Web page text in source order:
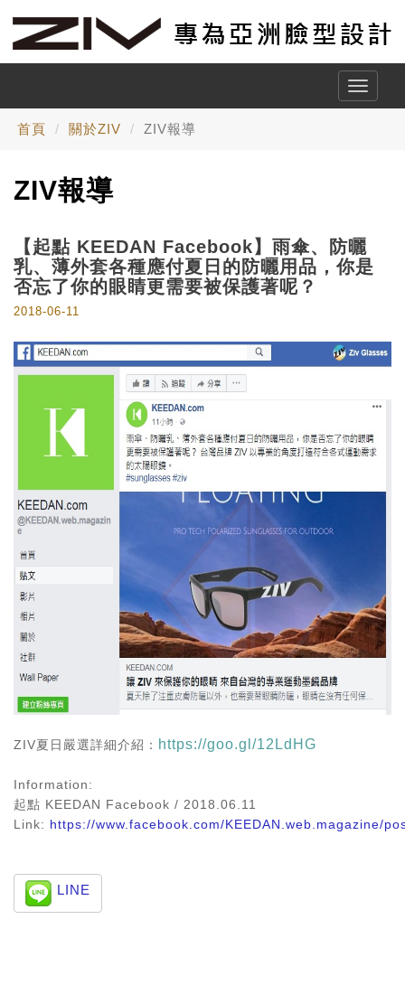
Toggle
首頁 關於ZIV ZIV報導
ZIV報導
【起點 KEEDAN Facebook】雨傘、防曬
乳、薄外套各種應付夏日的防曬用品，你是
否忘了你的眼睛更需要被保護著呢？
2018-06-11
ZIV夏日嚴選詳細介紹： https://goo.gl/12LdHG
Information:
起點 KEEDAN Facebook / 2018.06.11
Link: https://www.facebook.com/KEEDAN.web.magazine/
LINE